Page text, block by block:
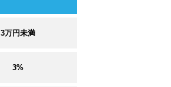
3万円未満
3%